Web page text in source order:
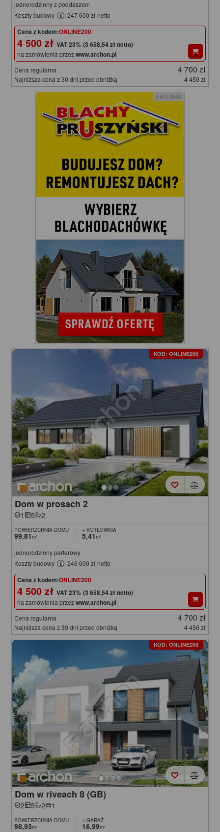
jednorodzinny z poddaszem
Koszty budowy
: 247 600 zł netto
Cena z kodem:ONLINE200
4 500 zł (3 658,54 zł netto)
na zamówienia przezwww.archon.pl
Cena regularna 4 700 zł
Najniższa cena z 30 dni przed obniżką 4 450 zł
REKLAMA
KOD: ONLINE200
Dom w prosach 2
1 5 2
POWIERZCHNIA DOMU
99,81m²
+ KOTŁOWNIA
5,41m²
jednorodzinny parterowy
Koszty budowy
: 246 600 zł netto
Cena z kodem:ONLINE200
4 500 zł (3 658,54 zł netto)
na zamówienia przezwww.archon.pl
Cena regularna 4 700 zł
Najniższa cena z 30 dni przed obniżką 4 450 zł
KOD: ONLINE200
Dom w riveach 8 (GB)
2 5 2 1
POWIERZCHNIA DOMU
98,93m²
+ GARAŻ
16,99m²